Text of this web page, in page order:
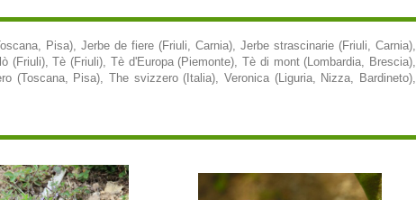
Pisa), Jerbe de fiere (Friuli, Carnia), Jerbe strascinarie (Friuli, Carnia),
(Friuli), Tè (Friuli), Tè d'Europa (Piemonte), Tè di mont (Lombardia, Brescia),
(Toscana, Pisa), The svizzero (Italia), Veronica (Liguria, Nizza, Bardineto),